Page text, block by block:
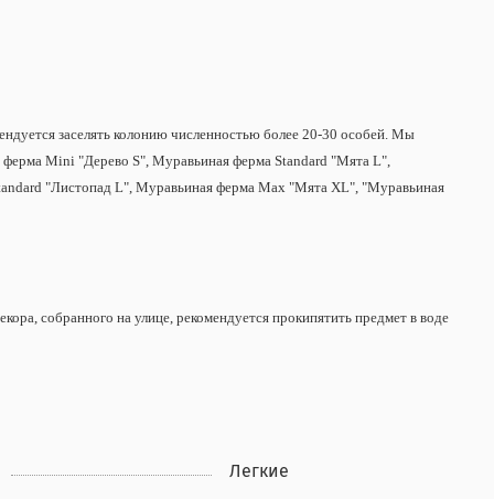
заселять колонию численностью более 20-30 особей. Мы
Mini "Дерево S", Муравьиная ферма Standard "Мята L",
"Листопад L", Муравьиная ферма Max "Мята XL", "Муравьиная
собранного на улице, рекомендуется прокипятить предмет в воде
Легкие